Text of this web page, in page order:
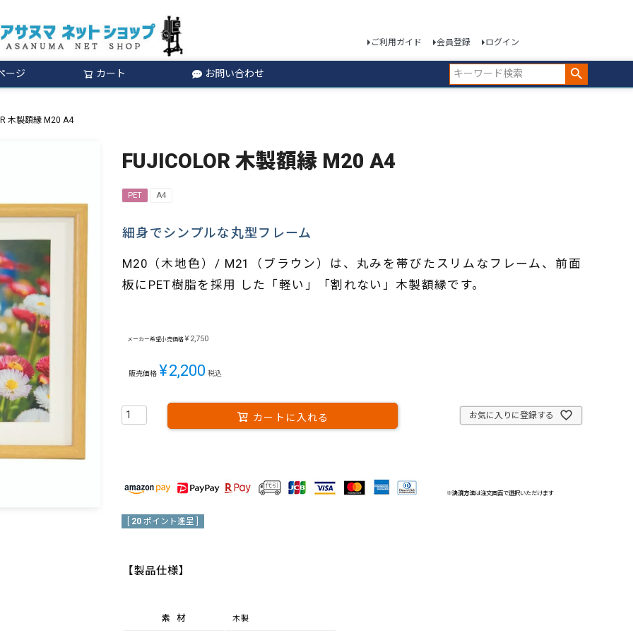
ご利用ガイド 会員登録 ログイン
ージ カート お問い合わせ
検索
木製額縁 M20 A4
FUJICOLOR 木製額縁 M20 A4
PET A4
細身でシンプルな丸型フレーム
M20（木地色）/ M21（ブラウン）は、丸みを帯びたスリムなフレーム、前面
板にPET樹脂を採用 した「軽い」「割れない」木製額縁です。
メーカー希望小売価格 ¥ 2,750
販売価格 ¥2,200 税込
お気に入りに登録する
カートに入れる
※決済方法は注文画面で選択いただけます
20 ポイント進呈 ]
【製品仕様】
素材 木製